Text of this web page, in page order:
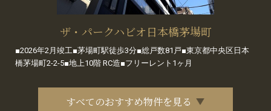
ザ・パークハビオ日本橋茅場町
■2026年2月竣工■茅場町駅徒歩3分■総戸数81戸■東京都中央区日本
橋茅場町2-2-5■地上10階 RC造■フリーレント1ヶ月
すべてのおすすめ物件を見る